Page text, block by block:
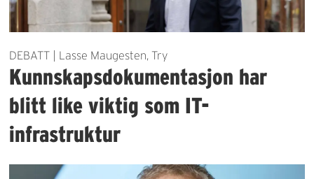
DEBATT | Lasse Maugesten, Try
Kunnskapsdokumentasjon har
blitt like viktig som IT-
infrastruktur